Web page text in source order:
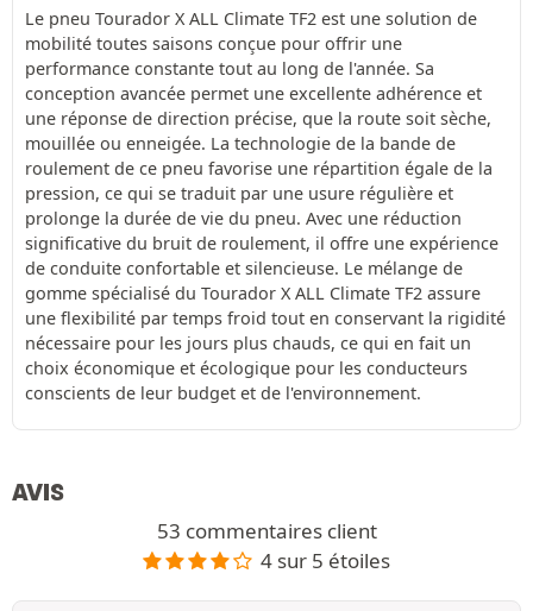
Le pneu Tourador X ALL Climate TF2 est une solution de
mobilité toutes saisons conçue pour offrir une
performance constante tout au long de l'année. Sa
conception avancée permet une excellente adhérence et
une réponse de direction précise, que la route soit sèche,
mouillée ou enneigée. La technologie de la bande de
roulement de ce pneu favorise une répartition égale de la
pression, ce qui se traduit par une usure régulière et
prolonge la durée de vie du pneu. Avec une réduction
significative du bruit de roulement, il offre une expérience
de conduite confortable et silencieuse. Le mélange de
gomme spécialisé du Tourador X ALL Climate TF2 assure
une flexibilité par temps froid tout en conservant la rigidité
nécessaire pour les jours plus chauds, ce qui en fait un
choix économique et écologique pour les conducteurs
conscients de leur budget et de l'environnement.
AVIS
53 commentaires client
4 sur 5 étoiles